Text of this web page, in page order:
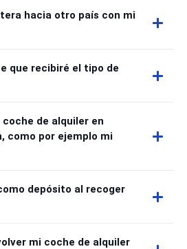
hacia otro país con mi
que recibiré el tipo de
de alquiler en
como por ejemplo mi
depósito al recoger
mi coche de alquiler